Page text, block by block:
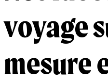
voyage
mesure